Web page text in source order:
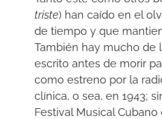
triste) han caído en el
de tiempo y que
También hay mucho de
escrito antes de morir
como estreno por la
clínica, o sea, en 1943;
Festival Musical